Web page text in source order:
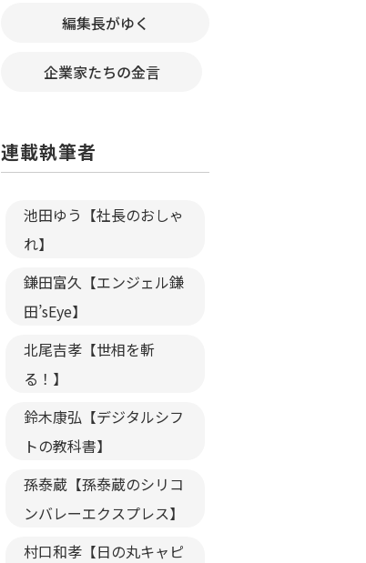
編集長がゆく
企業家たちの金言
連載執筆者
池田ゆう【社長のおしゃ
れ】
鎌田富久【エンジェル鎌
田’sEye】
北尾吉孝【世相を斬
る！】
鈴木康弘【デジタルシフ
トの教科書】
孫泰蔵【孫泰蔵のシリコ
ンバレーエクスプレス】
村口和孝【日の丸キャピ